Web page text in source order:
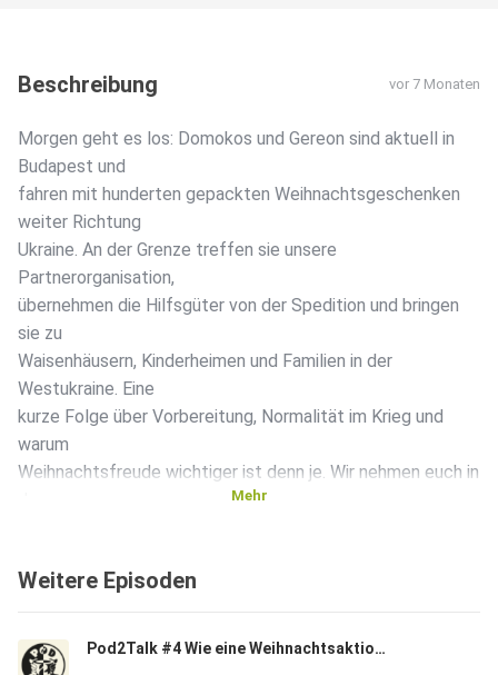
Beschreibung vor 7 Monaten
Morgen geht es los: Domokos und Gereon sind aktuell in
Budapest und
fahren mit hunderten gepackten Weihnachtsgeschenken
weiter Richtung
Ukraine. An der Grenze treffen sie unsere
Partnerorganisation,
übernehmen die Hilfsgüter von der Spedition und bringen
sie zu
Waisenhäusern, Kinderheimen und Familien in der
Westukraine. Eine
kurze Folge über Vorbereitung, Normalität im Krieg und
warum
Weihnachtsfreude wichtiger ist denn je. Wir nehmen euch in
2025.
Mehr
Weitere Episoden
Pod2Talk #4 Wie eine Weihnachtsaktion Kindern in der Ukraine ein Lächeln schenkte – und uns verändert hat.